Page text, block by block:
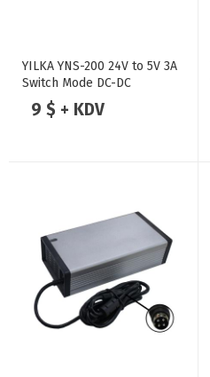
YILKA YNS-200 24V to 5V 3A
Switch Mode DC-DC
Konvertör Voltaj Düşürücü
Regülatör (Buck)
9 $ + KDV